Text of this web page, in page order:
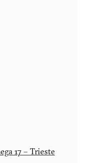
17 – Trieste